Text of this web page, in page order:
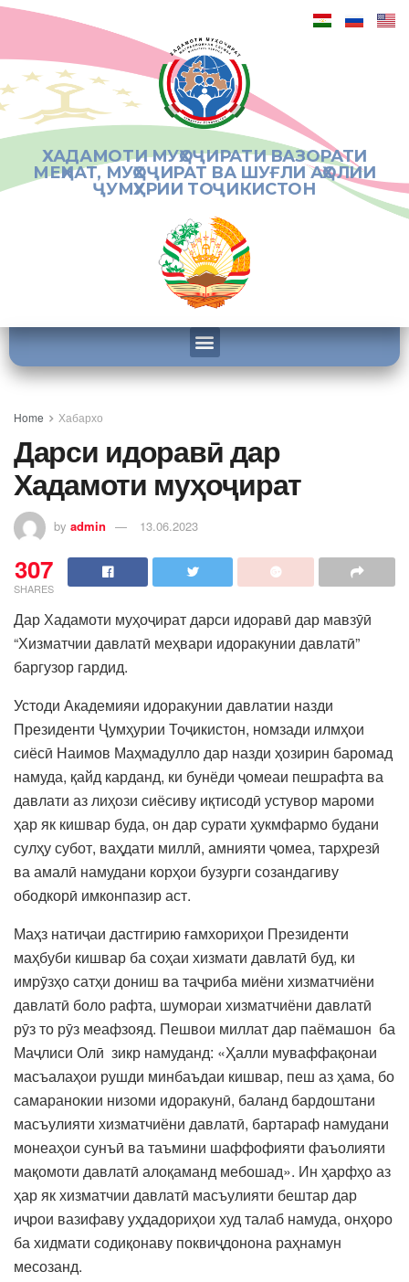
ХАДАМОТИ МУҲОҶИРАТИ ВАЗОРАТИ
МЕҲНАТ, МУҲОҶИРАТ ВА ШУҒЛИ АҲОЛИИ
ҶУМҲУРИИ ТОҶИКИСТОН
Home Хабархо
Дарси идоравӣ дар
Хадамоти муҳоҷират
by admin 13.06.2023
307
SHARES
Дар Хадамоти муҳоҷират дарси идоравӣ дар мавзӯӣ
“Хизматчии давлатӣ меҳвари идоракунии давлатӣ”
баргузор гардид.
Устоди Академияи идоракунии давлатии назди
Президенти Ҷумҳурии Тоҷикистон, номзади илмҳои
сиёсӣ Наимов Маҳмадулло дар назди ҳозирин баромад
намуда, қайд карданд, ки бунёди ҷомеаи пешрафта ва
давлати аз лиҳози сиёсиву иқтисодӣ устувор мароми
ҳар як кишвар буда, он дар сурати ҳукмфармо будани
сулҳу субот, ваҳдати миллӣ, амнияти ҷомеа, тарҳрезӣ
ва амалӣ намудани корҳои бузурги созандагиву
ободкорӣ имконпазир аст.
Маҳз натиҷаи дастгирию ғамхориҳои Президенти
маҳбуби кишвар ба соҳаи хизмати давлатӣ буд, ки
имрӯзҳо сатҳи дониш ва таҷриба миёни хизматчиёни
давлатӣ боло рафта, шумораи хизматчиёни давлатӣ
рӯз то рӯз меафзояд. Пешвои миллат дар паёмашон ба
Маҷлиси Олӣ зикр намуданд: «Ҳалли муваффақонаи
масъалаҳои рушди минбаъдаи кишвар, пеш аз ҳама, бо
самаранокии низоми идоракунӣ, баланд бардоштани
масъулияти хизматчиёни давлатӣ, бартараф намудани
монеаҳои сунъӣ ва таъмини шаффофияти фаъолияти
мақомоти давлатӣ алоқаманд мебошад». Ин ҳарфҳо аз
ҳар як хизматчии давлатӣ масъулияти бештар дар
иҷрои вазифаву уҳдадориҳои худ талаб намуда, онҳоро
ба хидмати содиқонаву поквиҷдонона раҳнамун
месозанд.